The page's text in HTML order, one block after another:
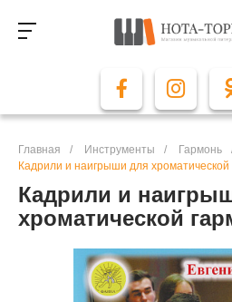
Главная / Инструменты / Гармонь
Кадрили и наигрыши для хроматической
Кадрили и
хроматической